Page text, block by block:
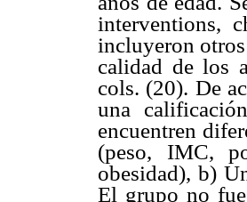
interventions,
incluyeron
calidad de los
cols. (20). De
una
encuentren
(peso, IMC,
obesidad), b)
El grupo no